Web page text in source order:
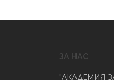
ЗА НАС
"АКАДЕМИЯ